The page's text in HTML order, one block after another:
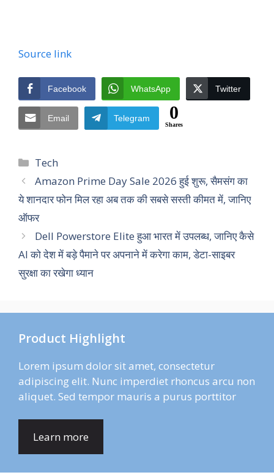
Source link
Facebook WhatsApp Twitter
Email Telegram 0
Shares
Categories
Tech
Amazon Prime Day Sale 2026 हुई शुरू, सैमसंग का
ये शानदार फोन मिल रहा अब तक की सबसे सस्ती कीमत में, जानिए
ऑफर
Dell Powerstore Elite हुआ भारत में उपलब्ध, जानिए कैसे
AI को देश में बड़े पैमाने पर अपनाने में करेगा काम, डेटा-साइबर
सुरक्षा का रखेगा ध्यान
Product Highlight
Lorem ipsum dolor sit amet, consectetur
adipiscing elit. Nunc imperdiet rhoncus arcu non
aliquet. Sed tempor mauris a purus porttitor
Learn more